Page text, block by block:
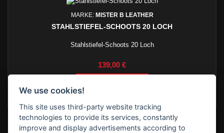
MARKE: MISTER B LEATHER
STAHLSTIEFEL-SCHOOTS 20 LOCH
Stahlstiefel-Schoots 20 Loch
Preis
139,00 €
BEWERTUNGEN
We use cookies!
This site uses third-party website tracking
technologies to provide its services, constantly
improve and display advertisements according to